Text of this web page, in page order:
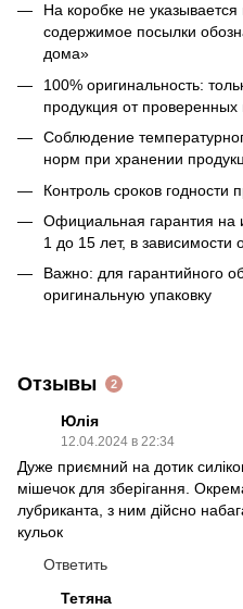
На коробке не
содержимое посылки
дома»
100% оригинальность:
продукция от
Соблюдение
норм при хранении
Контроль сроков годности
Официальная гарантия на
1 до 15 лет, в зависимости
Важно: для гарантийного
оригинальную упаковку
Отзывы 2
Юлія
12.04.2024 в 22:34
Дуже приємний на дотик
мішечок для зберігання.
лубриканта, з ним дійсно
кульок
Ответить
Тетяна